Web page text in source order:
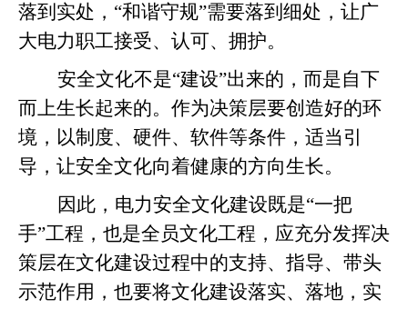
落到实处，“和谐守规”需要落到细处，让广
大电力职工接受、认可、拥护。
安全文化不是“建设”出来的，而是自下
而上生长起来的。作为决策层要创造好的环
境，以制度、硬件、软件等条件，适当引
导，让安全文化向着健康的方向生长。
因此，电力安全文化建设既是“一把
手”工程，也是全员文化工程，应充分发挥决
策层在文化建设过程中的支持、指导、带头
示范作用，也要将文化建设落实、落地，实